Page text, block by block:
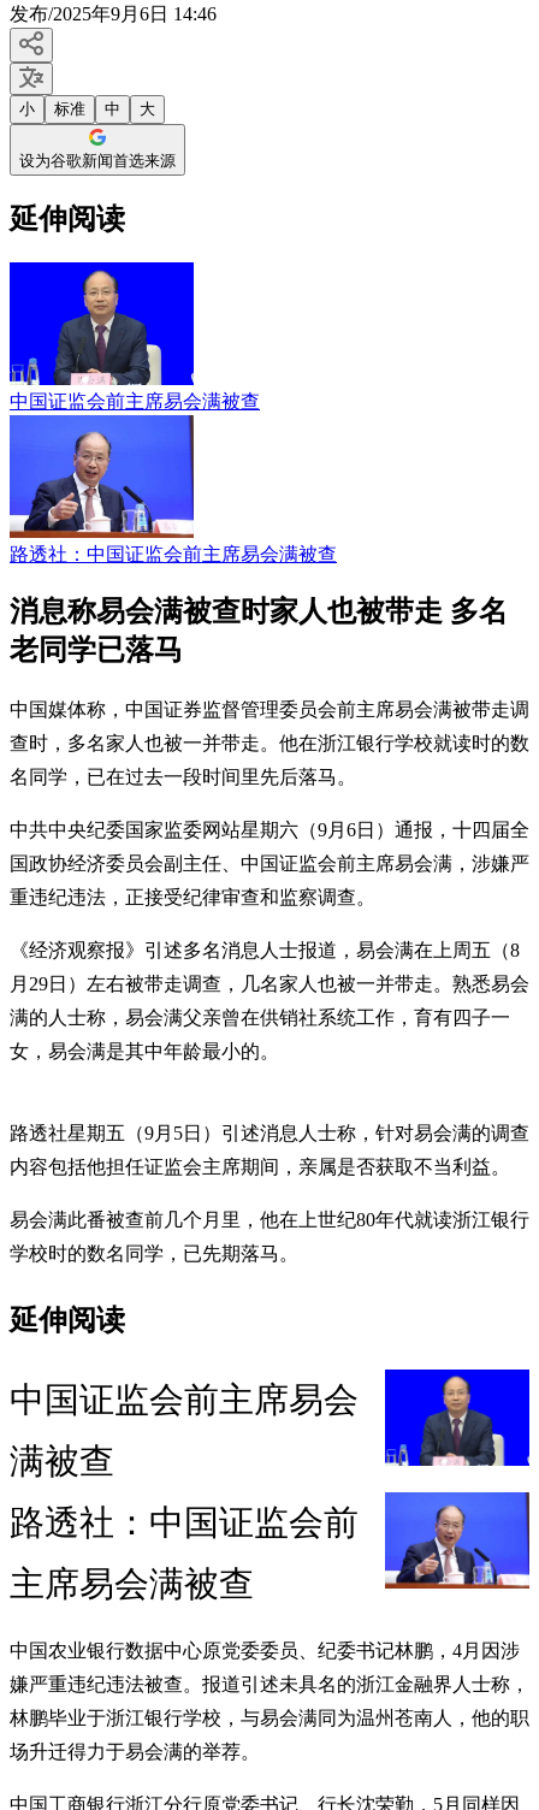
发布/2025年9月6日 14:46
小 标准 中 大
设为谷歌新闻首选来源
延伸阅读
中国证监会前主席易会满被查
路透社：中国证监会前主席易会满被查
消息称易会满被查时家人也被带走 多名
老同学已落马
中国媒体称，中国证券监督管理委员会前主席易会满被带走调
查时，多名家人也被一并带走。他在浙江银行学校就读时的数
名同学，已在过去一段时间里先后落马。
中共中央纪委国家监委网站星期六（9月6日）通报，十四届全
国政协经济委员会副主任、中国证监会前主席易会满，涉嫌严
重违纪违法，正接受纪律审查和监察调查。
《经济观察报》引述多名消息人士报道，易会满在上周五（8
月29日）左右被带走调查，几名家人也被一并带走。熟悉易会
满的人士称，易会满父亲曾在供销社系统工作，育有四子一
女，易会满是其中年龄最小的。
路透社星期五（9月5日）引述消息人士称，针对易会满的调查
内容包括他担任证监会主席期间，亲属是否获取不当利益。
易会满此番被查前几个月里，他在上世纪80年代就读浙江银行
学校时的数名同学，已先期落马。
延伸阅读
中国证监会前主席易会
满被查
路透社：中国证监会前
主席易会满被查
中国农业银行数据中心原党委委员、纪委书记林鹏，4月因涉
嫌严重违纪违法被查。报道引述未具名的浙江金融界人士称，
林鹏毕业于浙江银行学校，与易会满同为温州苍南人，他的职
场升迁得力于易会满的举荐。
中国工商银行浙江分行原党委书记、行长沈荣勤，5月同样因